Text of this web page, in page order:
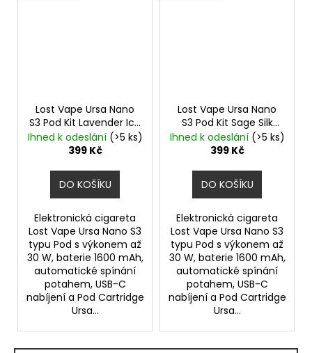
Lost Vape Ursa Nano
S3 Pod Kit Lavender Ice
1600mAh
Ihned k odeslání (>5 ks)
399 Kč
DO KOŠÍKU
Elektronická cigareta
Lost Vape Ursa Nano S3
typu Pod s výkonem až
30 W, baterie 1600 mAh,
automatické spínání
potahem, USB-C
nabíjení a Pod Cartridge
Ursa...
Lost Vape Ursa Nano
S3 Pod Kit Sage Silk
1600mAh
Ihned k odeslání (>5 ks)
399 Kč
DO KOŠÍKU
Elektronická cigareta
Lost Vape Ursa Nano S3
typu Pod s výkonem až
30 W, baterie 1600 mAh,
automatické spínání
potahem, USB-C
nabíjení a Pod Cartridge
Ursa...